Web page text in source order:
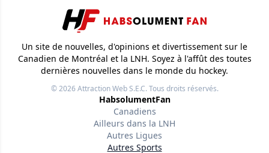
Un site de nouvelles, d'opinions et divertissement sur le
Canadien de Montréal et la LNH. Soyez à l'affût des toutes
dernières nouvelles dans le monde du hockey.
© 2026Attraction Web S.E.C.Tous droits réservés.
HabsolumentFan
Canadiens
Ailleurs dans la LNH
Autres Ligues
Autres Sports